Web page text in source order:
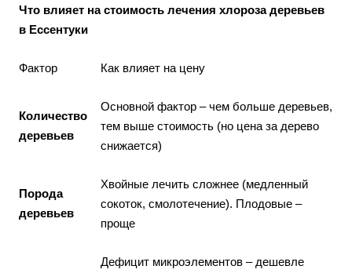
Что влияет на стоимость лечения хлороза деревьев
в Ессентуки
Фактор Как влияет на цену
Количество
деревьев
Основной фактор – чем больше деревьев,
тем выше стоимость (но цена за дерево
снижается)
Порода
деревьев
Хвойные лечить сложнее (медленный
сокоток, смолотечение). Плодовые –
проще
Дефицит микроэлементов – дешевле